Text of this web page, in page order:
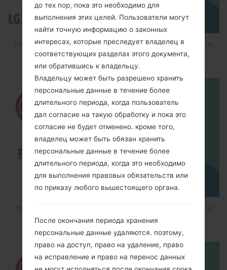
How to Flash Stock Firmware on LG Smartphone
using LG Flash Tool 2014?
How to Flash Stock Firmware on LG Smartphone
using LG UP?
до тех пор, пока это необходимо для
выполнения этих целей. Пользователи могут
найти точную информацию о законных
интересах, которые преследует владелец в
соответствующих разделах этого документа,
или обратившись к владельцу.
Владельцу может быть разрешено хранить
персональные данные в течение более
длительного периода, когда пользователь
дал согласие на такую обработку и пока это
согласие не будет отменено. кроме того,
владелец может быть обязан хранить
персональные данные в течение более
длительного периода, когда это необходимо
для выполнения правовых обязательств или
по приказу любого вышестоящего органа.
После окончания периода хранения
персональные данные удаляются. поэтому,
право на доступ, право на удаление, право
на исправление и право на перенос данных